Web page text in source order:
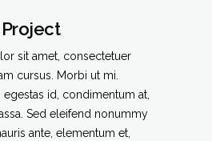
sit amet, consectetuer
cursus. Morbi ut mi.
id, condimentum at,
Sed eleifend nonummy
ante, elementum et,